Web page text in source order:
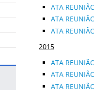
ATA
ATA
ATA
2015
ATA
ATA
ATA